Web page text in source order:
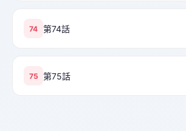
74 第74話
75 第75話